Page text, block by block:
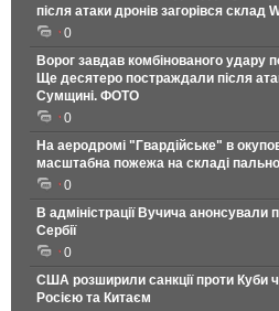
після атаки дронів загорівся
0
Ворог завдав комбінованого удару
Ще десятеро постраждали після
Сумщині. ФОТО
0
На аеродромі "Гвардійське" в
масштабна пожежа на складі
0
В адміністрації Вучича анонсували
Сербії
0
США розширили санкції проти Куби
Росією та Китаєм